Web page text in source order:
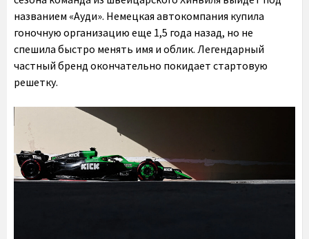
названием «Ауди». Немецкая автокомпания купила
гоночную организацию еще 1,5 года назад, но не
спешила быстро менять имя и облик. Легендарный
частный бренд окончательно покидает стартовую
решетку.